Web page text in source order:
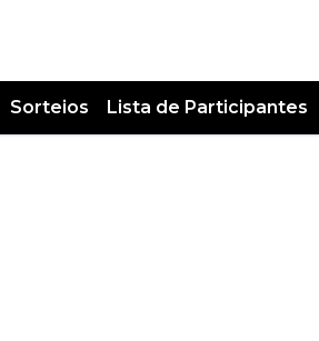
Sorteios Lista de Participantes